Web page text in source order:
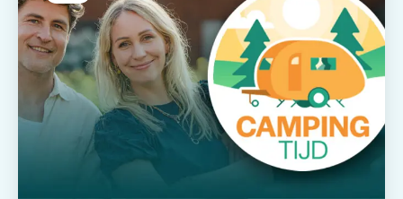
tieners vanNederland voor je op een rijtje gezet.